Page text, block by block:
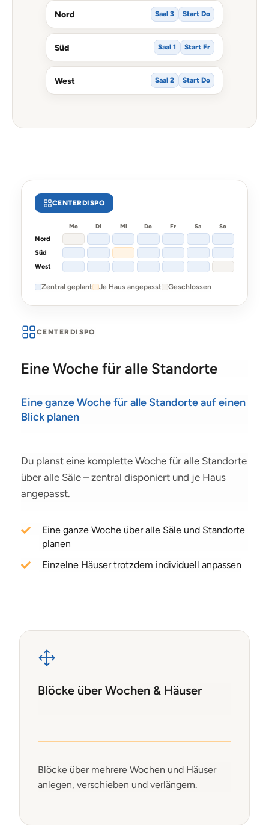
Nord Saal 3 Start Do
Süd Saal 1 Start Fr
West Saal 2 Start Do
CENTERDISPO
Mo Di Mi Do Fr Sa So
Nord
Süd
West
Zentral geplant Je Haus angepasst Geschlossen
CENTERDISPO
Eine Woche für alle Standorte
Eine ganze Woche für alle Standorte auf einen
Blick planen
Du planst eine komplette Woche für alle Standorte
über alle Säle – zentral disponiert und je Haus
angepasst.
Eine ganze Woche über alle Säle und Standorte
planen
Einzelne Häuser trotzdem individuell anpassen
Blöcke über Wochen & Häuser
Blöcke über mehrere Wochen und Häuser
anlegen, verschieben und verlängern.